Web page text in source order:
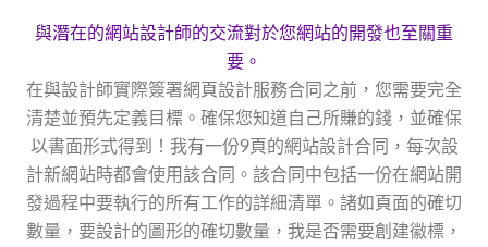
與潛在的網站設計師的交流對於您網站的開發也至關重
要。
在與設計師實際簽署網頁設計服務合同之前，您需要完全
清楚並預先定義目標。確保您知道自己所賺的錢，並確保
以書面形式得到！我有一份9頁的網站設計合同，每次設
計新網站時都會使用該合同。該合同中包括一份在網站開
發過程中要執行的所有工作的詳細清單。諸如頁面的確切
數量，要設計的圖形的確切數量，我是否需要創建徽標，